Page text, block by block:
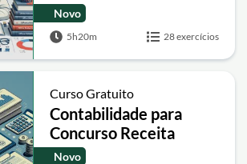
Novo
5h20m 28 exercícios
Curso Gratuito
Contabilidade para
Concurso Receita
Federal - Auditor Fiscal
Novo